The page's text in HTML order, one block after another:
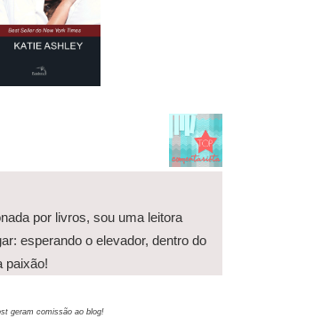
por livros, sou uma leitora
esperando o elevador, dentro do
paixão!
geram comissão ao blog!